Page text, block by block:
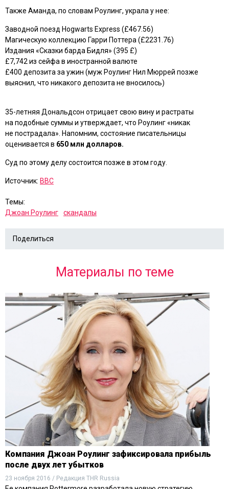
Также Аманда, по словам Роулинг, украла у нее:
Заводной поезд Hogwarts Express (£467.56)
Магическую коллекцию Гарри Поттера (£2231.76)
Издания «Сказки барда Бидля» (395 £)
£7,742 из сейфа в иностранной валюте
£400 депозита за ужин (муж Роулинг Нил Мюррей позже
выяснил, что никакого депозита не вносилось)
35-летняя Дональдсон отрицает свою вину и растраты
на подобные суммы и утверждает, что Роулинг «никак
не пострадала». Напомним, состояние писательницы
оценивается в 650 млн долларов.
Суд по этому делу состоится позже в этом году.
Источник: BBC
Темы:
Джоан Роулинг
скандалы
Поделиться
Материалы по теме
Компания Джоан Роулинг зафиксировала прибыль
после двух лет убытков
23 ноября 2016 / Редакция THR Russia